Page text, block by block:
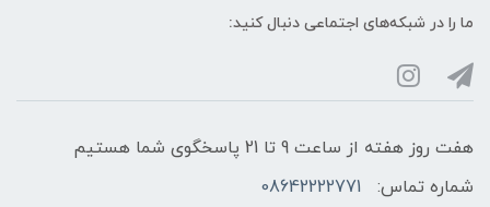
ما را در شبکه‌های اجتماعی دنبال کنید:
هفت روز هفته از ساعت 9 تا 21 پاسخگوی شما هستیم
شماره تماس:
08642222771